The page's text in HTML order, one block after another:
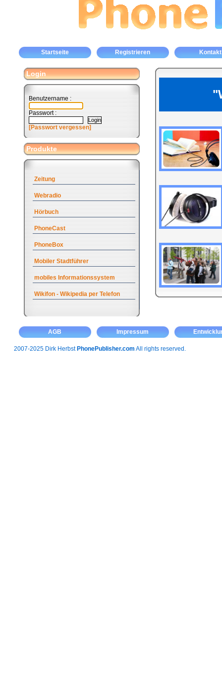
Startseite Registrieren Kontakt
Login
Benutzername :
Passwort :
[Passwort vergessen]
Produkte
Zeitung
Webradio
Hörbuch
PhoneCast
PhoneBox
Mobiler Stadtführer
mobiles Informationssystem
Wikifon - Wikipedia per Telefon
AGB Impressum
2007-2025 Dirk Herbst PhonePublisher.com All rights reserved.